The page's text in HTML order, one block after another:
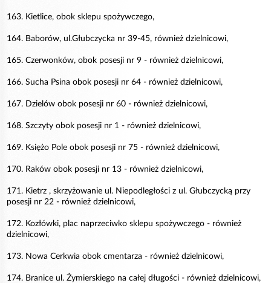
163. Kietlice, obok sklepu spożywczego,
164. Baborów, ul.Głubczycka nr 39-45, również dzielnicowi,
165. Czerwonków, obok posesji nr 9 - również dzielnicowi,
166. Sucha Psina obok posesji nr 64 - również dzielnicowi,
167. Dzielów obok posesji nr 60 - również dzielnicowi,
168. Szczyty obok posesji nr 1 - również dzielnicowi,
169. Księżo Pole obok posesji nr 75 - również dzielnicowi,
170. Raków obok posesji nr 13 - również dzielnicowi,
171. Kietrz , skrzyżowanie ul. Niepodległości z ul. Głubczycką przy
posesji nr 22 - również dzielnicowi,
172. Kozłówki, plac naprzeciwko sklepu spożywczego - również
dzielnicowi,
173. Nowa Cerkwia obok cmentarza - również dzielnicowi,
174. Branice ul. Żymierskiego na całej długości - również dzielnicowi,